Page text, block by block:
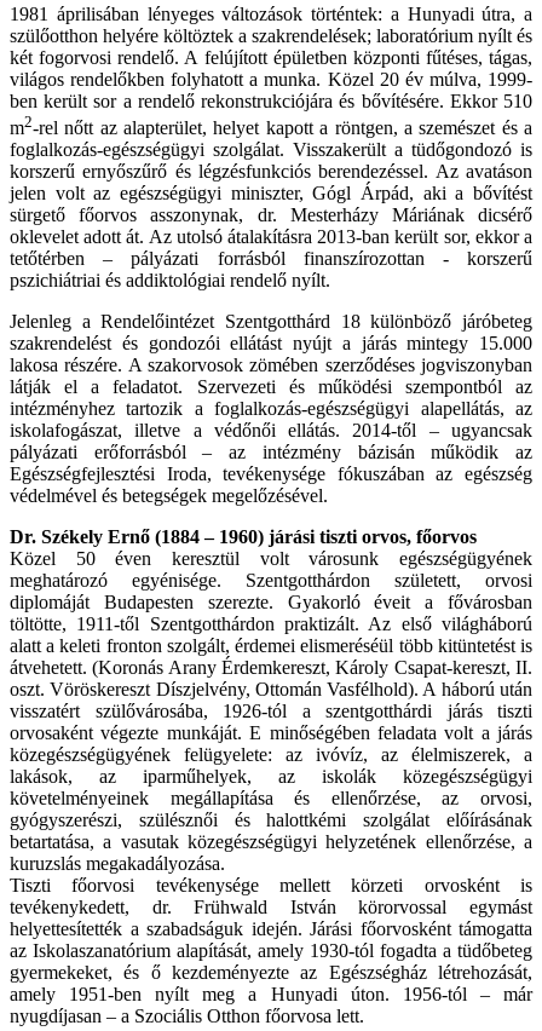
1981 áprilisában lényeges változások történtek: a Hunyadi útra, a
szülőotthon helyére költöztek a szakrendelések; laboratórium nyílt és
két fogorvosi rendelő. A felújított épületben központi fűtéses, tágas,
világos rendelőkben folyhatott a munka. Közel 20 év múlva, 1999-
ben került sor a rendelő rekonstrukciójára és bővítésére. Ekkor 510
m2-rel nőtt az alapterület, helyet kapott a röntgen, a szemészet és a
foglalkozás-egészségügyi szolgálat. Visszakerült a tüdőgondozó is
korszerű ernyőszűrő és légzésfunkciós berendezéssel. Az avatáson
jelen volt az egészségügyi miniszter, Gógl Árpád, aki a bővítést
sürgető főorvos asszonynak, dr. Mesterházy Máriának dicsérő
oklevelet adott át. Az utolsó átalakításra 2013-ban került sor, ekkor a
tetőtérben – pályázati forrásból finanszírozottan - korszerű
pszichiátriai és addiktológiai rendelő nyílt.
Jelenleg a Rendelőintézet Szentgotthárd 18 különböző járóbeteg
szakrendelést és gondozói ellátást nyújt a járás mintegy 15.000
lakosa részére. A szakorvosok zömében szerződéses jogviszonyban
látják el a feladatot. Szervezeti és működési szempontból az
intézményhez tartozik a foglalkozás-egészségügyi alapellátás, az
iskolafogászat, illetve a védőnői ellátás. 2014-től – ugyancsak
pályázati erőforrásból – az intézmény bázisán működik az
Egészségfejlesztési Iroda, tevékenysége fókuszában az egészség
védelmével és betegségek megelőzésével.
Dr. Székely Ernő (1884 – 1960) járási tiszti orvos, főorvos
Közel 50 éven keresztül volt városunk egészségügyének
meghatározó egyénisége. Szentgotthárdon született, orvosi
diplomáját Budapesten szerezte. Gyakorló éveit a fővárosban
töltötte, 1911-től Szentgotthárdon praktizált. Az első világháború
alatt a keleti fronton szolgált, érdemei elismeréséül több kitüntetést is
átvehetett. (Koronás Arany Érdemkereszt, Károly Csapat-kereszt, II.
oszt. Vöröskereszt Díszjelvény, Ottomán Vasfélhold). A háború után
visszatért szülővárosába, 1926-tól a szentgotthárdi járás tiszti
orvosaként végezte munkáját. E minőségében feladata volt a járás
közegészségügyének felügyelete: az ivóvíz, az élelmiszerek, a
lakások, az iparműhelyek, az iskolák közegészségügyi
követelményeinek megállapítása és ellenőrzése, az orvosi,
gyógyszerészi, szülésznői és halottkémi szolgálat előírásának
betartatása, a vasutak közegészségügyi helyzetének ellenőrzése, a
kuruzslás megakadályozása.
Tiszti főorvosi tevékenysége mellett körzeti orvosként is
tevékenykedett, dr. Frühwald István körorvossal egymást
helyettesítették a szabadságuk idején. Járási főorvosként támogatta
az Iskolaszanatórium alapítását, amely 1930-tól fogadta a tüdőbeteg
gyermekeket, és ő kezdeményezte az Egészségház létrehozását,
amely 1951-ben nyílt meg a Hunyadi úton. 1956-tól – már
nyugdíjasan – a Szociális Otthon főorvosa lett.